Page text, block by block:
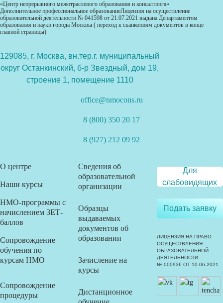
«Центр непрерывного межотраслевого образования и консалтинга»
Дополнительное профессиональное образованиеЛицензия на осуществление
образовательной деятельности № 041598 от 21.07.2021 выдана Департаментом
образования и науки города Москвы ( переход к сканкопиям документов в конце
главной страницы)
129085, г. Москва, вн.тер.г. муниципальный
округ Останкинский, б-р Звездный, дом 19,
строение 1, помещение 1110
office@nmocons.ru
8 (800) 350 20 17
8 (927) 212 09 92
О центре
Наши курсы
НМО-программы с
начислением ЗЕТ-
баллов
Сопровождение
обучения по
курсам НМО
Сопровождение
процедуры
Сведения об
образовательной
организации
Образцы
выдаваемых
документов об
образовании
Зачисление на
курсы
Дистанционное
Для
слабовидящих
Подать заявку
ЛИЦЕНЗИЯ НА ПРАВО
ОСУЩЕСТВЛЕНИЯ
ОБРАЗОВАТЕЛЬНОЙ
ДЕЯТЕЛЬНОСТИ:
№ 000936 ОТ 10.06.2021